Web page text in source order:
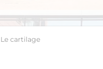
Le cartilage